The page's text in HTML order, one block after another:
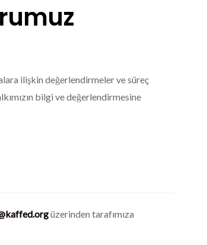
ilişkin değerlendirmeler ve süreç
bilgi ve değerlendirmesine
üzerinden tarafımıza